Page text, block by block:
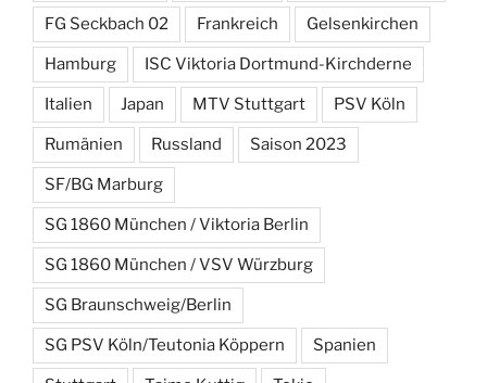
FG Seckbach 02 Frankreich Gelsenkirchen
Hamburg ISC Viktoria Dortmund-Kirchderne
Italien Japan MTV Stuttgart PSV Köln
Rumänien Russland Saison 2023
SF/BG Marburg
SG 1860 München / Viktoria Berlin
SG 1860 München / VSV Würzburg
SG Braunschweig/Berlin
SG PSV Köln/Teutonia Köppern Spanien